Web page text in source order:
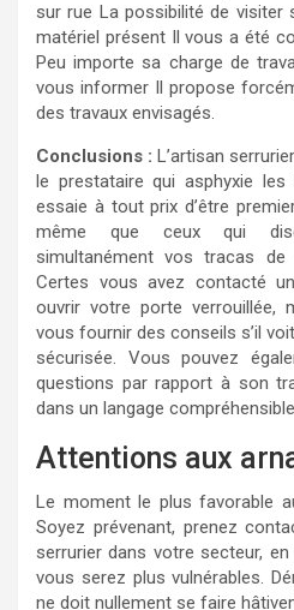
sur rue La possibilité de visiter
matériel présent Il vous a été
Peu importe sa charge de
vous informer Il propose
des travaux envisagés.
Conclusions : L’artisan
le prestataire qui asphyxie
essaie à tout prix d’être
même que ceux qui
simultanément vos tracas de
Certes vous avez contacté
ouvrir votre porte verrouillée,
vous fournir des conseils s’il
sécurisée. Vous pouvez
questions par rapport à son
dans un langage
Attentions aux
Le moment le plus favorable
Soyez prévenant, prenez
serrurier dans votre secteur,
vous serez plus vulnérables.
ne doit nullement se faire